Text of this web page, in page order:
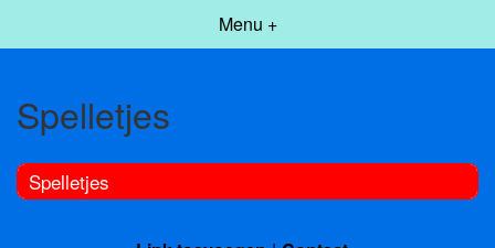
Menu +
Spelletjes
Spelletjes